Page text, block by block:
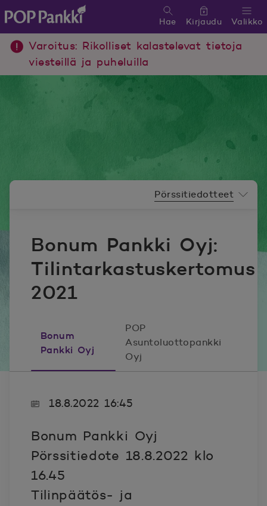
POP Pankki, etusivulle
Valikko
Hae Kirjaudu
Varoitus: Rikolliset kalastelevat tietoja
viesteillä ja puheluilla
Bonum Pankki Oyj:
Tilintarkastuskertomus
2021
Pörssitiedotteet
Bonum
Pankki Oyj
POP
Asuntoluottopankki
Oyj
18.8.2022 16:45
Bonum Pankki Oyj
Pörssitiedote 18.8.2022 klo
16.45
Tilinpäätös- ja